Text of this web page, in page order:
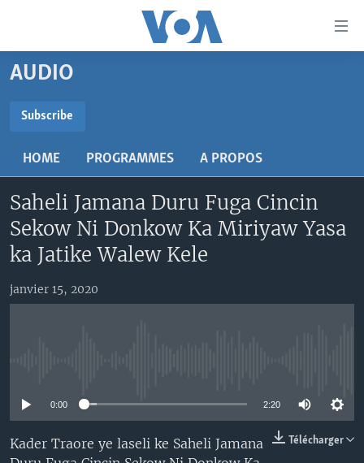
Menu
principal
navigation
principale
Retour
recherche
MALI KURA
RADIO
AN BA FO!
FARAFINA FOLI
Learning English
SUIVEZ-NOUS
AUDIO
Subscribe
HOME PROGRAMMES A PROPOS
Saheli Jamana Duru Fuga Cincin
Sekow Ni Donkow Ka Miriyaw Yasa
ka Jatike Walew Kele
janvier 15, 2020
0:00 2:20
Télécharger
Kader Traore ye laseli ke Saheli Jamana